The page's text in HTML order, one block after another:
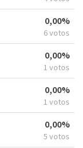
0,00%
6 votos
0,00%
1 votos
0,00%
1 votos
0,00%
5 votos